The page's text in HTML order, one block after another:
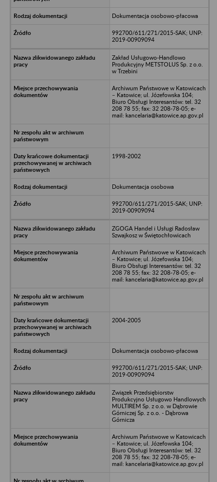
Dokumentacja osobowo-płacowa
992700/611/271/2015-SAK; UNP:
2019-00909094
Zakład Usługowo-Handlowo
Produkcyjny METSTOLUS Sp. z o.o.
w Trzebini
Archiwum Państwowe w Katowicach
– Katowice; ul. Józefowska 104;
Biuro Obsługi Interesantów: tel. 32
208 78 55; fax: 32 208-78-05; e-
mail: kancelaria@katowice.ap.gov.pl
1998-2002
Dokumentacja osobowa
992700/611/271/2015-SAK; UNP:
2019-00909094
ZGOGA Handel i Usługi Radosław
Szwajkosz w Świętochłowicach
Archiwum Państwowe w Katowicach
– Katowice; ul. Józefowska 104;
Biuro Obsługi Interesantów: tel. 32
208 78 55; fax: 32 208-78-05; e-
mail: kancelaria@katowice.ap.gov.pl
2004-2005
Dokumentacja osobowo-płacowa
992700/611/271/2015-SAK; UNP:
2019-00909094
Związek Przedsiębiorstw
Produkcyjno Usługowo Handlowych
MULTIREM Sp. z o.o. w Dąbrowie
Górniczej Sp. z o.o. - Dąbrowa
Górnicza
Archiwum Państwowe w Katowicach
– Katowice; ul. Józefowska 104;
Biuro Obsługi Interesantów: tel. 32
208 78 55; fax: 32 208-78-05; e-
mail: kancelaria@katowice.ap.gov.pl